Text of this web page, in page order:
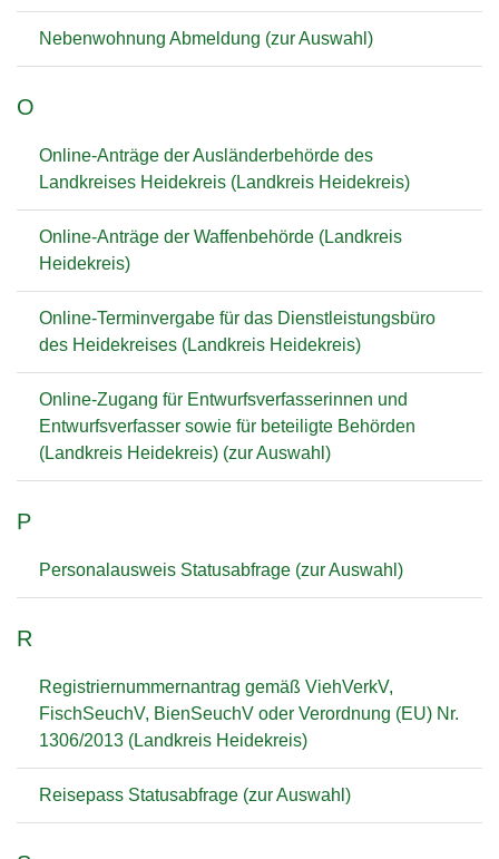
Nebenwohnung Abmeldung (zur Auswahl)
O
Online-Anträge der Ausländerbehörde des
Landkreises Heidekreis (Landkreis Heidekreis)
Online-Anträge der Waffenbehörde (Landkreis
Heidekreis)
Online-Terminvergabe für das Dienstleistungsbüro
des Heidekreises (Landkreis Heidekreis)
Online-Zugang für Entwurfsverfasserinnen und
Entwurfsverfasser sowie für beteiligte Behörden
(Landkreis Heidekreis) (zur Auswahl)
P
Personalausweis Statusabfrage (zur Auswahl)
R
Registriernummernantrag gemäß ViehVerkV,
FischSeuchV, BienSeuchV oder Verordnung (EU) Nr.
1306/2013 (Landkreis Heidekreis)
Reisepass Statusabfrage (zur Auswahl)